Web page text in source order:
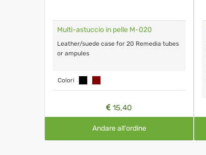
Multi-astuccio in pelle M-020
Leather/suede case for 20 Remedia tubes
or ampules
Colori
15,40
Andare all'ordine